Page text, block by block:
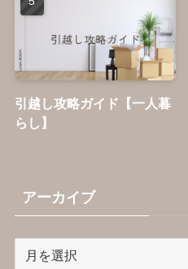
引越し攻略ガイド【一人暮
らし】
アーカイブ